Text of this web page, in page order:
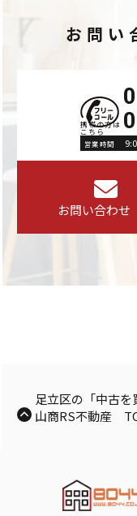
お問い
営業時間
お問い合わせ
足立区の「中古を
山商RS不動産